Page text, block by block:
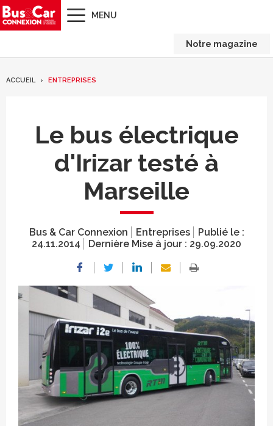
MENU
Notre magazine
ACCUEIL ENTREPRISES
Le bus électrique
d'Irizar testé à
Marseille
Bus & Car Connexion Entreprises
Publié le :
24.11.2014
Dernière Mise à jour : 29.09.2020